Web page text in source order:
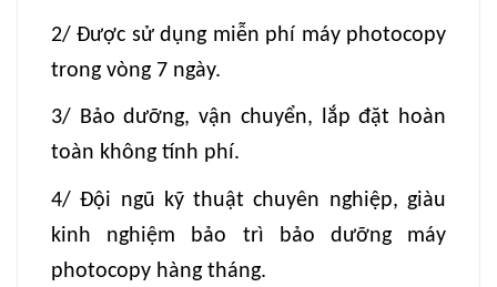
2/ Được sử dụng miễn phí máy photocopy
trong vòng 7 ngày.
3/ Bảo dưỡng, vận chuyển, lắp đặt hoàn
toàn không tính phí.
4/ Đội ngũ kỹ thuật chuyên nghiệp, giàu
kinh nghiệm bảo trì bảo dưỡng máy
photocopy hàng tháng.